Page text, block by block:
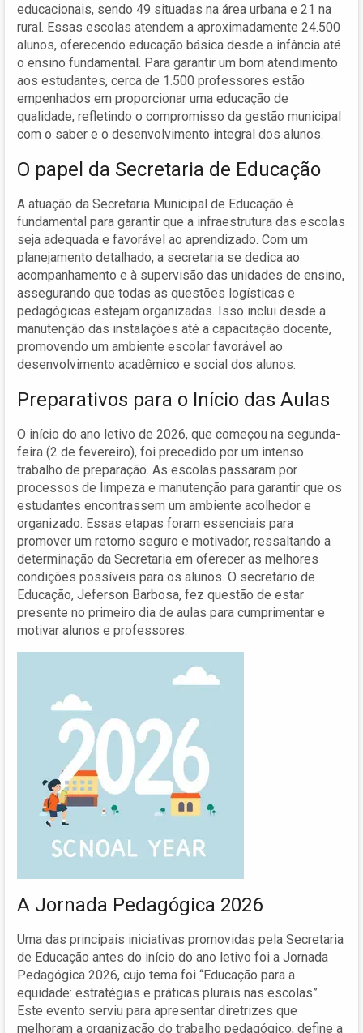
educacionais, sendo 49 situadas na área urbana e 21 na
rural. Essas escolas atendem a aproximadamente 24.500
alunos, oferecendo educação básica desde a infância até
o ensino fundamental. Para garantir um bom atendimento
aos estudantes, cerca de 1.500 professores estão
empenhados em proporcionar uma educação de
qualidade, refletindo o compromisso da gestão municipal
com o saber e o desenvolvimento integral dos alunos.
O papel da Secretaria de Educação
A atuação da Secretaria Municipal de Educação é
fundamental para garantir que a infraestrutura das escolas
seja adequada e favorável ao aprendizado. Com um
planejamento detalhado, a secretaria se dedica ao
acompanhamento e à supervisão das unidades de ensino,
assegurando que todas as questões logísticas e
pedagógicas estejam organizadas. Isso inclui desde a
manutenção das instalações até a capacitação docente,
promovendo um ambiente escolar favorável ao
desenvolvimento acadêmico e social dos alunos.
Preparativos para o Início das Aulas
O início do ano letivo de 2026, que começou na segunda-
feira (2 de fevereiro), foi precedido por um intenso
trabalho de preparação. As escolas passaram por
processos de limpeza e manutenção para garantir que os
estudantes encontrassem um ambiente acolhedor e
organizado. Essas etapas foram essenciais para
promover um retorno seguro e motivador, ressaltando a
determinação da Secretaria em oferecer as melhores
condições possíveis para os alunos. O secretário de
Educação, Jeferson Barbosa, fez questão de estar
presente no primeiro dia de aulas para cumprimentar e
motivar alunos e professores.
A Jornada Pedagógica 2026
Uma das principais iniciativas promovidas pela Secretaria
de Educação antes do início do ano letivo foi a Jornada
Pedagógica 2026, cujo tema foi “Educação para a
equidade: estratégias e práticas plurais nas escolas”.
Este evento serviu para apresentar diretrizes que
melhoram a organização do trabalho pedagógico, define a